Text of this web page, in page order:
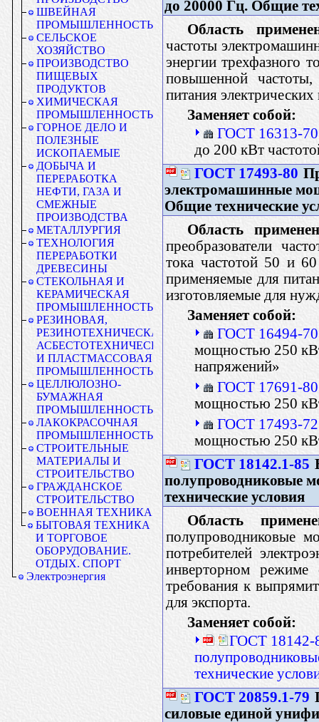
ШВЕЙНАЯ
ПРОМЫШЛЕННОСТЬ
СЕЛЬСКОЕ
ХОЗЯЙСТВО
ПРОИЗВОДСТВО
ПИЩЕВЫХ
ПРОДУКТОВ
ХИМИЧЕСКАЯ
ПРОМЫШЛЕННОСТЬ
ГОРНОЕ ДЕЛО И
ПОЛЕЗНЫЕ
ИСКОПАЕМЫЕ
ДОБЫЧА И
ПЕРЕРАБОТКА
НЕФТИ, ГАЗА И
СМЕЖНЫЕ
ПРОИЗВОДСТВА
МЕТАЛЛУРГИЯ
ТЕХНОЛОГИЯ
ПЕРЕРАБОТКИ
ДРЕВЕСИНЫ
СТЕКОЛЬНАЯ И
КЕРАМИЧЕСКАЯ
ПРОМЫШЛЕННОСТЬ
РЕЗИНОВАЯ,
РЕЗИНОТЕХНИЧЕСКАЯ,
АСБЕСТОТЕХНИЧЕСКАЯ
И ПЛАСТМАССОВАЯ
ПРОМЫШЛЕННОСТЬ
ЦЕЛЛЮЛОЗНО-
БУМАЖНАЯ
ПРОМЫШЛЕННОСТЬ
ЛАКОКРАСОЧНАЯ
ПРОМЫШЛЕННОСТЬ
СТРОИТЕЛЬНЫЕ
МАТЕРИАЛЫ И
СТРОИТЕЛЬСТВО
ГРАЖДАНСКОЕ
СТРОИТЕЛЬСТВО
ВОЕННАЯ ТЕХНИКА
БЫТОВАЯ ТЕХНИКА
И ТОРГОВОЕ
ОБОРУДОВАНИЕ.
ОТДЫХ. СПОРТ
Электроэнергия
до 20000 Гц. Общие
Область
частоты
энергии трехфазного
повышенной
питания
Заменяет собой:
ГОСТ 16313-70
до 200 кВт
ГОСТ 17493-80
электромашинные
Общие технические
Область
преобразователи
тока частотой 50 и
применяемые для
изготовляемые для
Заменяет собой:
ГОСТ 16494-70
мощностью 250
напряжений»
ГОСТ 17691-80
мощностью 250
ГОСТ 17493-72
мощностью 250
ГОСТ 18142.1-85
полупроводниковые
технические условия
Область
полупроводниковые
потребителей
инверторном режиме
требования к
для экспорта.
Заменяет собой:
ГОСТ 18142-
технические
ГОСТ 20859.1-79
силовые единой